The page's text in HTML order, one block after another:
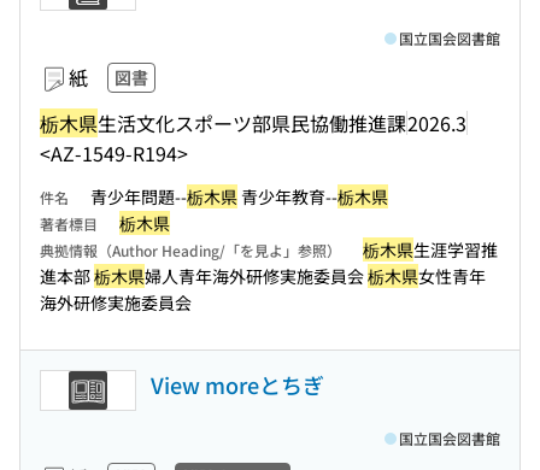
紙 図書
栃木県生活文化スポーツ部県民協働推進課2026.3
<AZ-1549-R194>
国立国会図書館
件名 青少年問題--栃木県青少年教育--栃木県
著者標目 栃木県
典拠情報（Author Heading/「を見よ」参照） 栃木県生涯学習推
進本部栃木県婦人青年海外研修実施委員会栃木県女性青年
海外研修実施委員会
View moreとちぎ
国立国会図書館